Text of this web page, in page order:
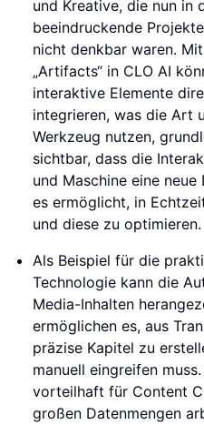
und Kreative, die nun in
beeindruckende
nicht denkbar waren.
„Artifacts“ in CLO AI
interaktive Elemente
integrieren, was die Art
Werkzeug nutzen,
sichtbar, dass die
und Maschine eine
es ermöglicht, in
und diese zu optimieren.
Als Beispiel für die
Technologie kann die
Media-Inhalten
ermöglichen es, aus
präzise Kapitel zu
manuell eingreifen
vorteilhaft für Content
großen Datenmengen